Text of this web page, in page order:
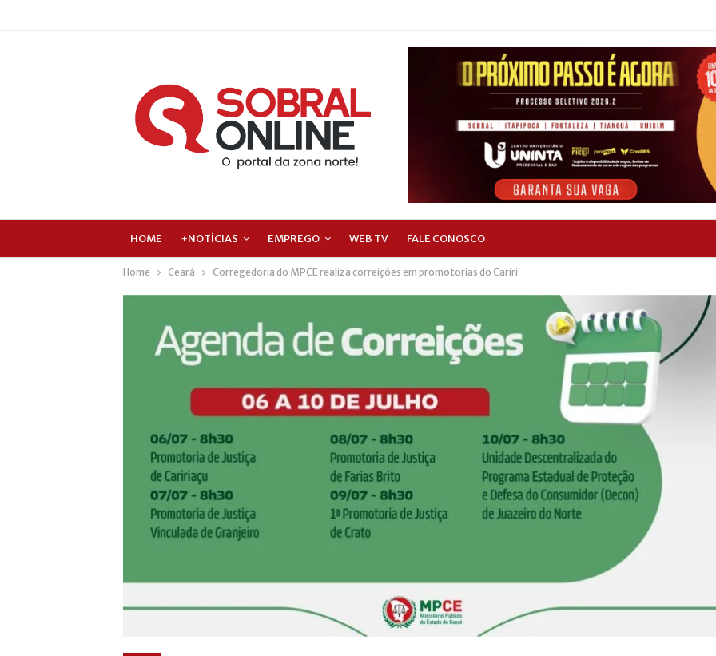
HOME +NOTÍCIAS EMPREGO WEB TV FALE CONOSCO
Home Ceará Corregedoria do MPCE realiza correições em promotorias do Cariri